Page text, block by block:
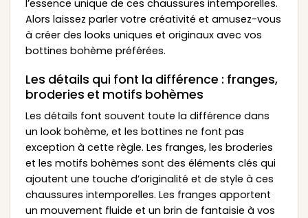
l’essence unique de ces chaussures intemporelles.
Alors laissez parler votre créativité et amusez-vous
à créer des looks uniques et originaux avec vos
bottines bohème préférées.
Les détails qui font la différence : franges,
broderies et motifs bohèmes
Les détails font souvent toute la différence dans
un look bohème, et les bottines ne font pas
exception à cette règle. Les franges, les broderies
et les motifs bohèmes sont des éléments clés qui
ajoutent une touche d’originalité et de style à ces
chaussures intemporelles. Les franges apportent
un mouvement fluide et un brin de fantaisie à vos